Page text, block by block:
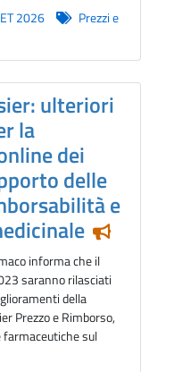
2026
Prezzi e
ulteriori
la
dei
delle
e
Notizia
informa che il
saranno rilasciati
della
Prezzo e Rimborso,
farmaceutiche sul